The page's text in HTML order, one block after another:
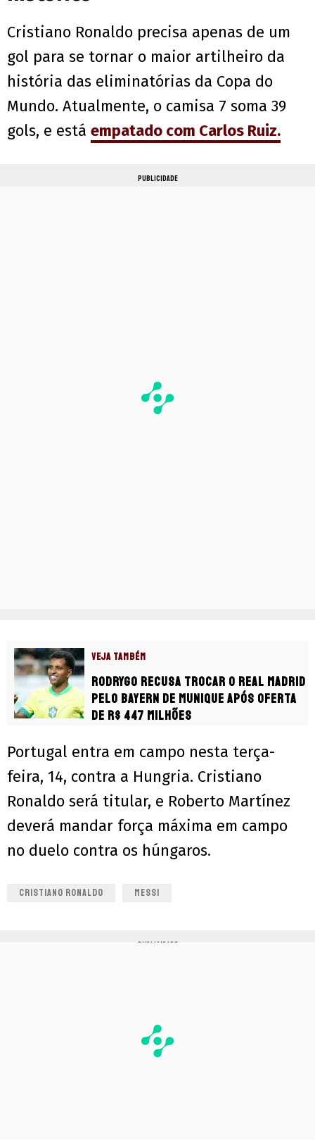
Cristiano Ronaldo precisa apenas de um
gol para se tornar o maior artilheiro da
história das eliminatórias da Copa do
Mundo. Atualmente, o camisa 7 soma 39
gols, e está empatado com Carlos Ruiz.
PUBLICIDADE
VEJA TAMBÉM
Rodrygo recusa trocar o Real Madrid
pelo Bayern de Munique após oferta
de R$ 447 milhões
Portugal entra em campo nesta terça-
feira, 14, contra a Hungria. Cristiano
Ronaldo será titular, e Roberto Martínez
deverá mandar força máxima em campo
no duelo contra os húngaros.
CRISTIANO RONALDO MESSI
PUBLICIDADE